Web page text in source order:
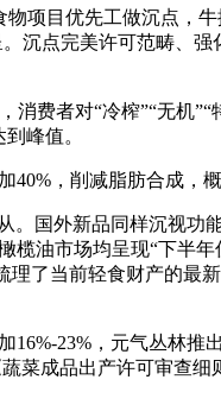
目优先工做沉点，
沉点完美许可范畴、
者对“冷榨”“无机
峰值。
，削减脂肪合成，
国外新品同样沉视功
油市场均呈现“下半
了当前轻食财产的
23%，元气丛林推
菜成品出产许可审查